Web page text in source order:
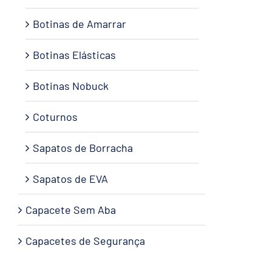
Botinas de Amarrar
Botinas Elásticas
Botinas Nobuck
Coturnos
Sapatos de Borracha
Sapatos de EVA
Capacete Sem Aba
Capacetes de Segurança